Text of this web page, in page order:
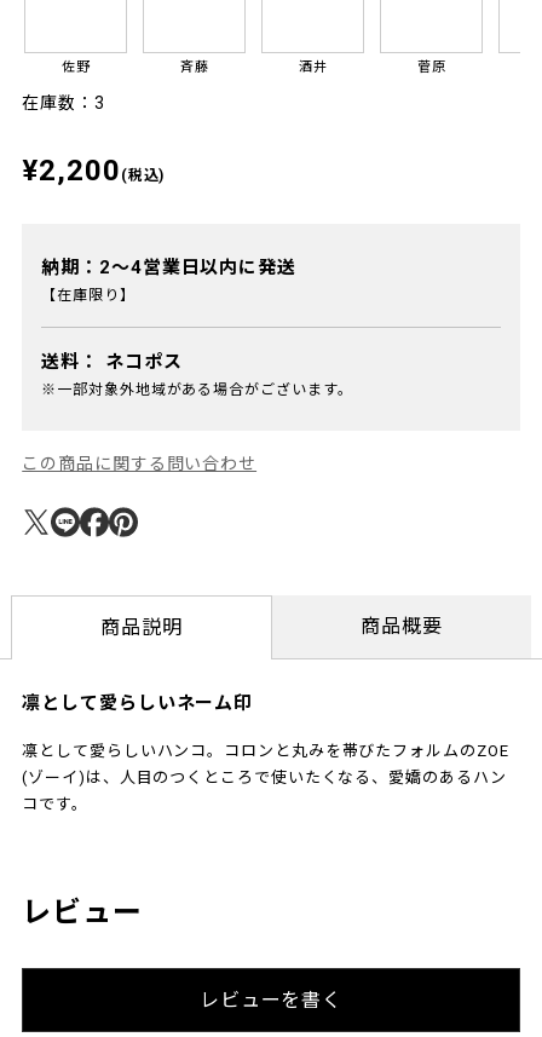
佐野 斉藤 酒井 菅原
在庫数：3
¥2,200 (税込)
納期：2～4営業日以内に発送
【在庫限り】
送料： ネコポス
※一部対象外地域がある場合がございます。
この商品に関する問い合わせ
商品説明 商品概要
凛として愛らしいネーム印
凛として愛らしいハンコ。コロンと丸みを帯びたフォルムのZOE
(ゾーイ)は、人目のつくところで使いたくなる、愛嬌のあるハン
コです。
レビュー
レビューを書く